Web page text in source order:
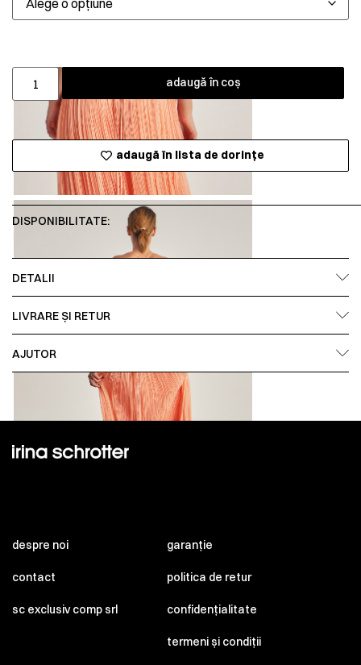
adaugă în coș
adaugă în lista de dorințe
DISPONIBILITATE:
DETALII
LIVRARE ȘI RETUR
AJUTOR
despre noi
contact
sc exclusiv comp srl
garanție
politica de retur
confidențialitate
termeni și condiții